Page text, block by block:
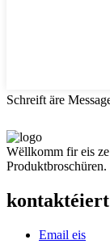
Schreift äre
Wëllkomm fir eis
Produktbroschüren.
Email eis